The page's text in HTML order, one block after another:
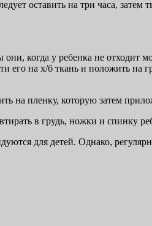
оставить на три часа, затем
когда у ребенка не отходит
его на х/б ткань и положить на
на пленку, которую затем
в грудь, ножки и спинку
для детей. Однако,